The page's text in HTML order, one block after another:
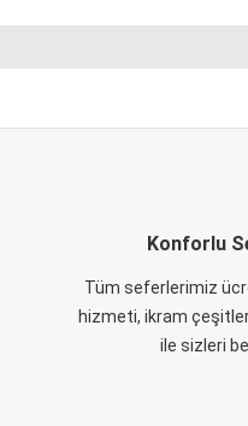
Konforlu
Tüm seferlerimiz
hizmeti, ikram
ile sizleri